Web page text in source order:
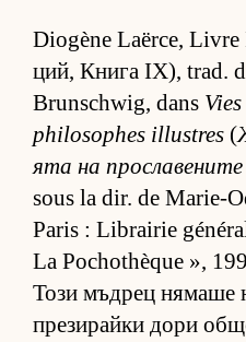
Diogène Laërce,
ций, Книга IX), trad.
Brunschwig, dans
philosophes illustres (
ята на
sous la dir. de Marie-
Paris : Librairie
La Pochothèque »,
Този мъд­рец ня­маше
пре­зи­райки дори